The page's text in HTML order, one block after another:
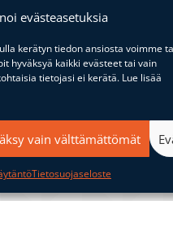
evästeasetuksia
kerätyn tiedon ansiosta voimme
hyväksyä kaikki evästeet tai vain
tietojasi ei kerätä. Lue lisää
vain välttämättömät
Tietosuojaseloste